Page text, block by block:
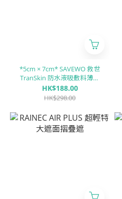
*5cm × 7cm* SAVEWO 救世
TranSkin 防水液吸敷料薄膜
(50片/盒)
HK$188.00
HK$298.00